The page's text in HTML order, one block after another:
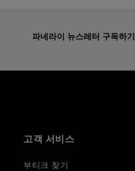
파네라이 뉴스레터 구독하기
고객 서비스
부티크 찾기